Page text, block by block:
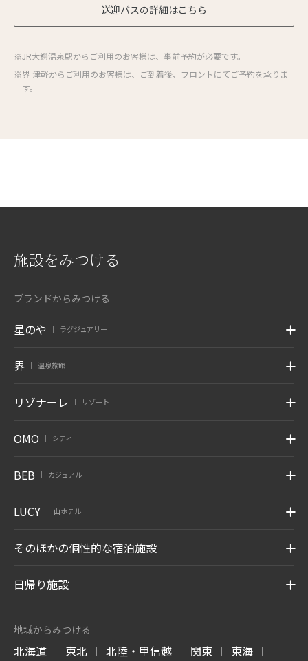
送迎バスの詳細はこちら
※JR大鰐温泉駅からご利用のお客様は、事前予約が必要です。
※界 津軽からご利用のお客様は、ご到着後、フロントにてご予約を承りま
す。
施設をみつける
ブランドからみつける
星のや ラグジュアリー
界 温泉旅館
リゾナーレ リゾート
OMO シティ
BEB カジュアル
LUCY 山ホテル
そのほかの個性的な宿泊施設
日帰り施設
地域からみつける
北海道 | 東北 | 北陸・甲信越 | 関東 | 東海 |